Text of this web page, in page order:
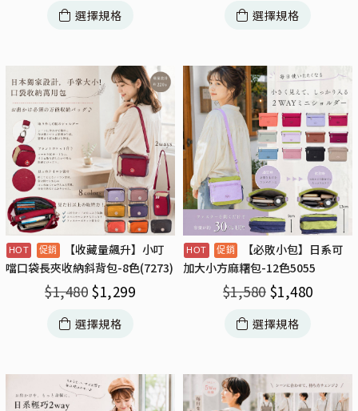
選擇規格 選擇規格
【收藏量飆升】小叮
噹口袋長夾收納斜背包-8色(7273)
$1,480 $1,299
選擇規格
【必敗小包】日系可
加大小方麻糬包-12色5055
$1,580 $1,480
選擇規格